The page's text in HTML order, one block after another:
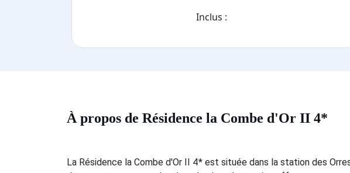
Inclus :
À propos de Résidence la Combe d'Or II 4*
La Résidence la Combe d'Or II 4* est située dans la station des